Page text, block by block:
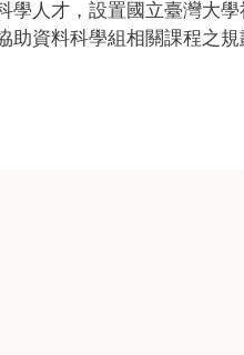
學人才，設置國立臺灣大學
助資料科學組相關課程之規